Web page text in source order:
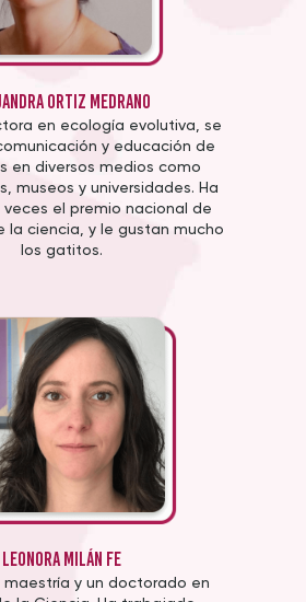
Ortiz Medrano
en ecología evolutiva, se
y educación de
en diversos medios como
museos y universidades. Ha
el premio nacional de
la ciencia, y le gustan mucho
los gatitos.
Leonora Milán Fe
maestría y un doctorado en